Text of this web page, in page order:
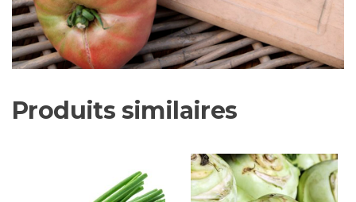
Produits similaires